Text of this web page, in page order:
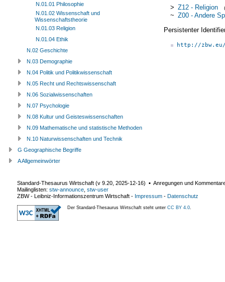
> Z12 - Religion
~ Z00 - Andere
Persistenter
http://
N.01.01 Philosophie
N.01.02 Wissenschaft und
Wissenschaftstheorie
N.01.03 Religion
N.01.04 Ethik
N.02 Geschichte
N.03 Demographie
N.04 Politik und Politikwissenschaft
N.05 Recht und Rechtswissenschaft
N.06 Sozialwissenschaften
N.07 Psychologie
N.08 Kultur und Geisteswissenschaften
N.09 Mathematische und statistische Methoden
N.10 Naturwissenschaften und Technik
G Geographische Begriffe
A Allgemeinwörter
Standard-Thesaurus Wirtschaft (v 9.20 2025-12-16) ▪ Anregungen und
Mailinglisten: stw-announce stw-user
ZBW - Leibniz-Informationszentrum Wirtschaft - Impressum - Datenschutz
Der Standard-Thesaurus Wirtschaft steht unter CC BY 4.0